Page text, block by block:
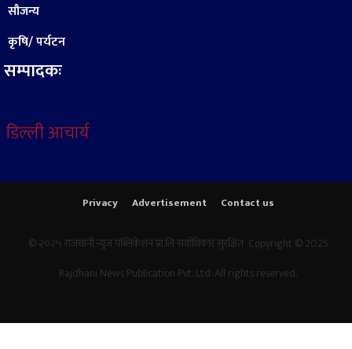
सौजन्य
कृषि/ पर्यटन
सम्पादकः
डिल्ली आचार्य
Privacy Advertisement Contact us
© २०२५ राजधानी न्युज पब्लिकेशन प्रा.लि सर्वाधिकार सुरक्षित Copyright © 2025
Rajdhani News Publication Pvt. Ltd. All rights reserved.